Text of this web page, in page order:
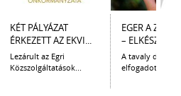
KÉT PÁLYÁZAT
ÉRKEZETT AZ EKVI...
Lezárult az Egri
Közszolgáltatások...
EGER A
– ELKÉSZÜLT
A tavaly
elfogadott